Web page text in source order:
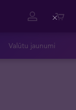
Valūtu jaunumi
Close